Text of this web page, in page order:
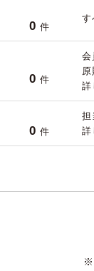
0 件
す
0 件
会
原
詳
0 件
担
詳
※